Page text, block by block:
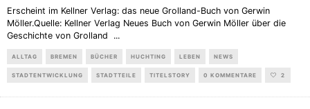
Erscheint im Kellner Verlag: das neue Grolland-Buch von Gerwin
Möller.Quelle: Kellner Verlag Neues Buch von Gerwin Möller über die
Geschichte von Grolland ...
ALLTAG BREMEN BÜCHER HUCHTING LEBEN NEWS
STADTENTWICKLUNG STADTTEILE TITELSTORY 0 KOMMENTARE 2